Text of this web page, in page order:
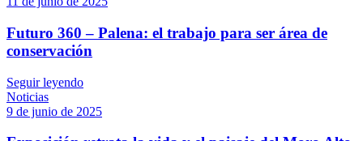
Futuro 360 – Palena: el trabajo para ser área de
conservación
Seguir leyendo
Noticias
9 de junio de 2025